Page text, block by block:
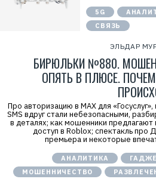
5G
СВЯЗЬ
ЭЛЬДАР
БИРЮЛЬКИ №880.
ОПЯТЬ В ПЛЮСЕ.
Про авторизацию в MAX для
SMS вдруг стали небезопасными,
в деталях; как мошенники предлагают
доступ в Roblox; спектакль про
премьера и некоторые
АНАЛИТИКА
МОШЕННИЧЕСТВО